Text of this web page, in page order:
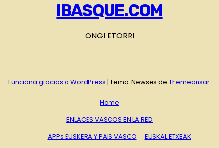
IBASQUE.COM
ONGI ETORRI
Funciona gracias a WordPress | Tema: Newses de Themeansar.
Home
ENLACES VASCOS EN LA RED
APPs EUSKERA Y PAIS VASCO
EUSKAL ETXEAK